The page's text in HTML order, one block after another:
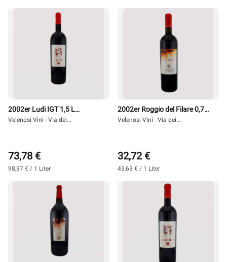
2002er Ludi IGT 1,5 L
Magnum - Velenosi
Velenosi Vini - Via dei...
73,78 €
98,37 € / 1 Liter
2002er Roggio del Filare 0,75
l - Velenosi
Velenosi Vini - Via dei...
32,72 €
43,63 € / 1 Liter